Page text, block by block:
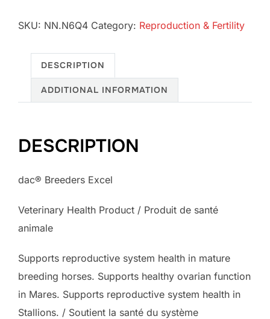
SKU: NN.N6Q4 Category: Reproduction & Fertility
DESCRIPTION
ADDITIONAL INFORMATION
DESCRIPTION
dac® Breeders Excel
Veterinary Health Product / Produit de santé
animale
Supports reproductive system health in mature
breeding horses. Supports healthy ovarian function
in Mares. Supports reproductive system health in
Stallions. / Soutient la santé du système